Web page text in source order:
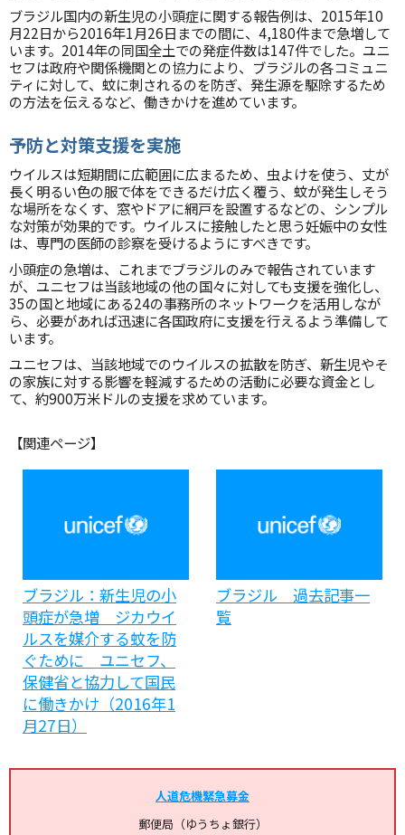
ブラジル国内の新生児の小頭症に関する報告例は、2015年10
月22日から2016年1月26日までの間に、4,180件まで急増して
います。2014年の同国全土での発症件数は147件でした。ユニ
セフは政府や関係機関との協力により、ブラジルの各コミュニ
ティに対して、蚊に刺されるのを防ぎ、発生源を駆除するため
の方法を伝えるなど、働きかけを進めています。
予防と対策支援を実施
ウイルスは短期間に広範囲に広まるため、虫よけを使う、丈が
長く明るい色の服で体をできるだけ広く覆う、蚊が発生しそう
な場所をなくす、窓やドアに網戸を設置するなどの、シンプル
な対策が効果的です。ウイルスに接触したと思う妊娠中の女性
は、専門の医師の診察を受けるようにすべきです。
小頭症の急増は、これまでブラジルのみで報告されています
が、ユニセフは当該地域の他の国々に対しても支援を強化し、
35の国と地域にある24の事務所のネットワークを活用しなが
ら、必要があれば迅速に各国政府に支援を行えるよう準備して
います。
ユニセフは、当該地域でのウイルスの拡散を防ぎ、新生児やそ
の家族に対する影響を軽減するための活動に必要な資金とし
て、約900万米ドルの支援を求めています。
【関連ページ】
ブラジル：新生児の小
頭症が急増 ジカウイ
ルスを媒介する蚊を防
ぐために ユニセフ、
保健省と協力して国民
に働きかけ（2016年1
月27日）
ブラジル 過去記事一
覧
人道危機緊急募金
郵便局（ゆうちょ銀行）